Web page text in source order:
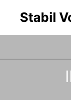
Stabil